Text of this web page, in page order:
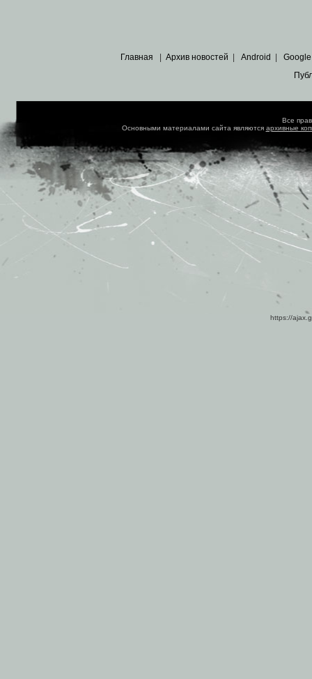
Главная Архив новостей Android Google
Все
Основными материалами сайта являются архивные
https://